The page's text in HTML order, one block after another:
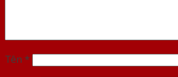
Tên *